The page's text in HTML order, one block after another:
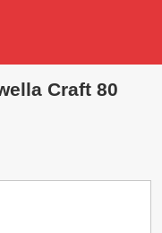
Craft 80